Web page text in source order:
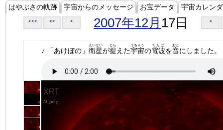
はやぶさの軌跡 宇宙からのメッセージ お宝データ 宇宙カレン
<<< << < 2007年12月 17日 >
♪ 「あけぼの」 衛星
えいせい
が捉
とら
えた宇宙
うちゅう
の電波
でんぱ
を音
おと
にしました。